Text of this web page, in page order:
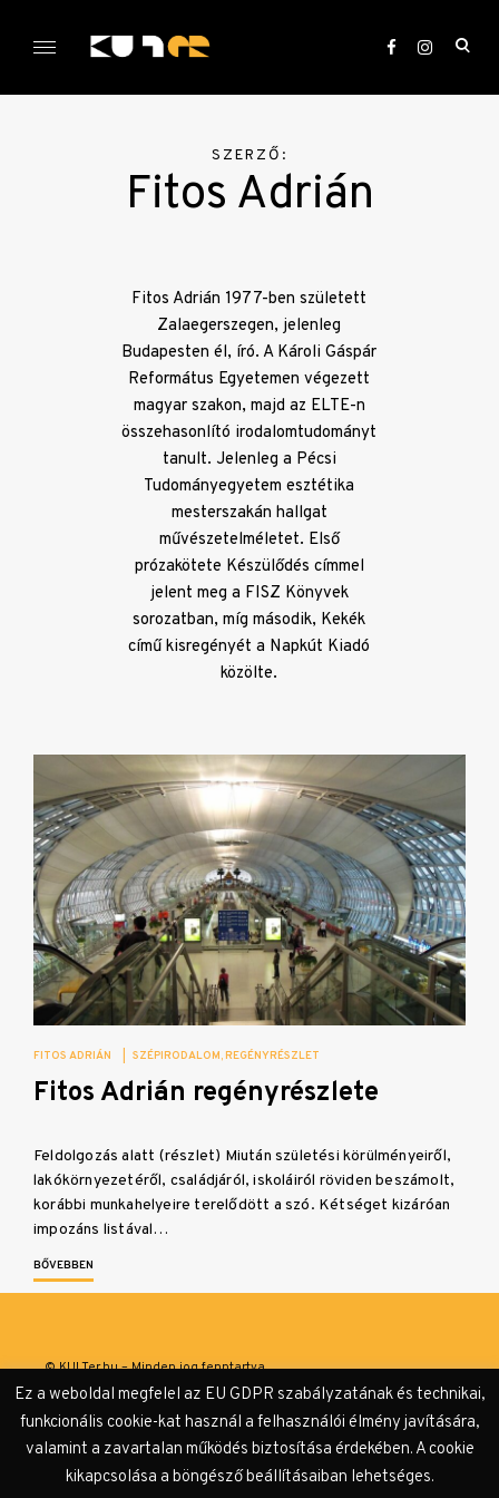
KULTer.hu
SZERZŐ:
Fitos Adrián
Fitos Adrián 1977-ben született
Zalaegerszegen, jelenleg
Budapesten él, író. A Károli Gáspár
Református Egyetemen végezett
magyar szakon, majd az ELTE-n
összehasonlító irodalomtudományt
tanult. Jelenleg a Pécsi
Tudományegyetem esztétika
mesterszakán hallgat
művészetelméletet. Első
prózakötete Készülődés címmel
jelent meg a FISZ Könyvek
sorozatban, míg második, Kekék
című kisregényét a Napkút Kiadó
közölte.
FITOS ADRIÁN SZÉPIRODALOM REGÉNYRÉSZLET
Fitos Adrián regényrészlete
Feldolgozás alatt (részlet) Miután születési körülményeiről,
lakókörnyezetéről, családjáról, iskoláiról röviden beszámolt,
korábbi munkahelyeire terelődött a szó. Kétséget kizáróan
impozáns listával…
BŐVEBBEN
© KULTer.hu – Minden jog fenntartva
Adatvédelmi tájékoztató
Ez a weboldal megfelel az EU GDPR szabályzatának és technikai,
funkcionális cookie-kat használ a felhasználói élmény javítására,
valamint a zavartalan működés biztosítása érdekében. A cookie
kikapcsolása a böngésző beállításaiban lehetséges.